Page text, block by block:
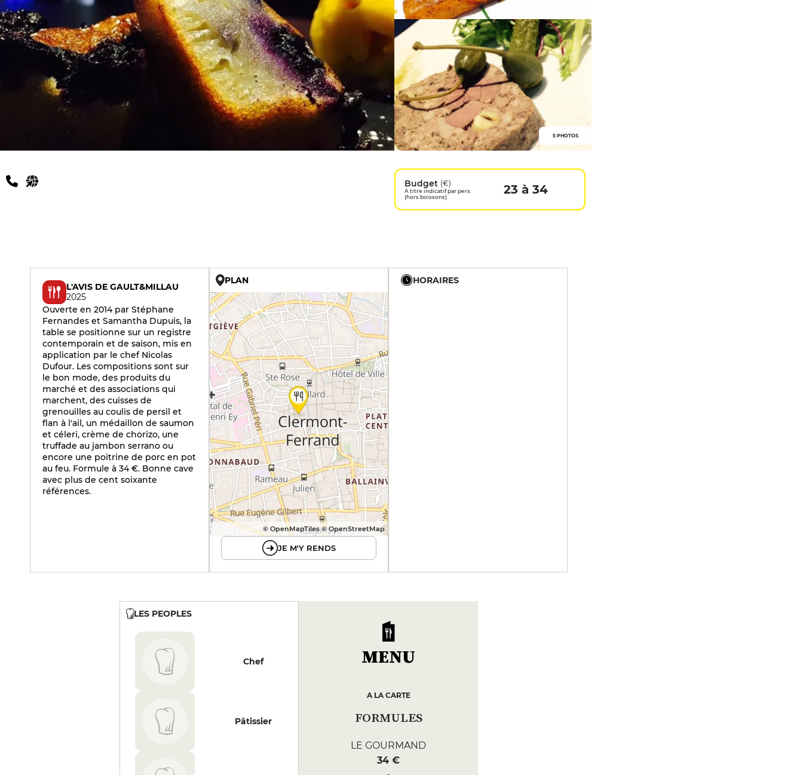
5 PHOTOS
Infos pratiques Budget (€)
A titre indicatif par pers.
(hors boissons)
23 à 34
L'AVIS DE GAULT&MILLAU
2025
Ouverte en 2014 par Stéphane
Fernandes et Samantha Dupuis, la
table se positionne sur un registre
contemporain et de saison, mis en
application par le chef Nicolas
Dufour. Les compositions sont sur
le bon mode, des produits du
marché et des associations qui
marchent, des cuisses de
grenouilles au coulis de persil et
flan à l'ail, un médaillon de saumon
et céleri, crème de chorizo, une
truffade au jambon serrano ou
encore une poitrine de porc en pot
au feu. Formule à 34 €. Bonne cave
avec plus de cent soixante
références.
PLAN
© OpenMapTiles © OpenStreetMap
JE M'Y RENDS
HORAIRES
LES PEOPLES
Chef
Pâtissier
MENU
A LA CARTE
FORMULES
LE GOURMAND
34 €